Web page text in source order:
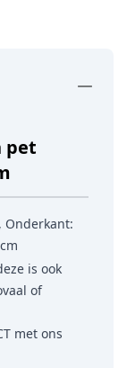
pet
Onderkant:
is ook
of
met ons